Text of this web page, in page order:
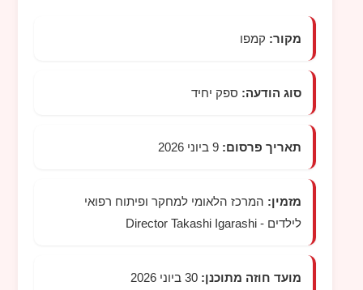
מקור:קמפו
סוג הודעה:ספק יחיד
תאריך פרסום:9 ביוני 2026
מזמין:המרכז הלאומי למחקר ופיתוח רפואי
לילדים -Director Takashi Igarashi
מועד חוזה מתוכנן:30 ביוני 2026